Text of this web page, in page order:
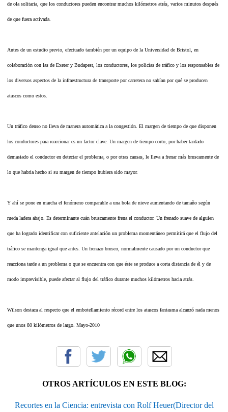
de ola solitaria, que los conductores pueden encontrar muchos kilómetros atrás, varios minutos después
de que fuera activada.
Antes de un estudio previo, efectuado también por un equipo de la Universidad de Bristol, en
colaboración con las de Exeter y Budapest, los conductores, los policías de tráfico y los responsables de
los diversos aspectos de la infraestructura de transporte por carretera no sabían por qué se producen
atascos como estos.
Un tráfico denso no lleva de manera automática a la congestión. El margen de tiempo de que disponen
los conductores para reaccionar es un factor clave. Un margen de tiempo corto, por haber tardado
demasiado el conductor en detectar el problema, o por otras causas, le lleva a frenar más bruscamente de
lo que habría hecho si su margen de tiempo hubiera sido mayor.
Y ahí se pone en marcha el fenómeno comparable a una bola de nieve aumentando de tamaño según
rueda ladera abajo. Es determinante cuán bruscamente frena el conductor. Un frenado suave de alguien
que ha logrado identificar con suficiente antelación un problema momentáneo permitirá que el flujo del
tráfico se mantenga igual que antes. Un frenazo brusco, normalmente causado por un conductor que
reacciona tarde a un problema o que se encuentra con que éste se produce a corta distancia de él y de
modo imprevisible, puede afectar al flujo del tráfico durante muchos kilómetros hacia atrás.
Wilson destaca al respecto que el embotellamiento récord entre los atascos fantasma alcanzó nada menos
que unos 80 kilómetros de largo. Mayo-2010
OTROS ARTÍCULOS EN ESTE BLOG:
Recortes en la Ciencia: entrevista con Rolf Heuer(Director del